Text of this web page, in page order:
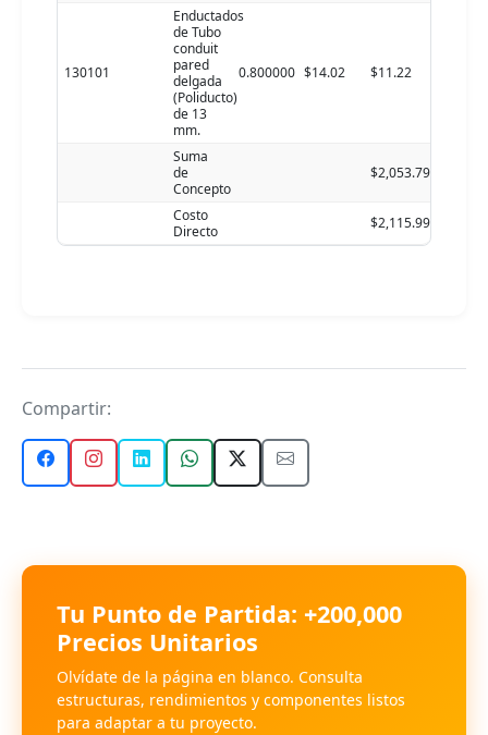
130101
Enductados
de Tubo
conduit
pared
delgada
(Poliducto)
de 13
mm.
0.800000 $14.02 $11.22
Suma
de
Concepto
$2,053.79
Costo
Directo
$2,115.99
Compartir:
Tu Punto de Partida: +200,000
Precios Unitarios
Olvídate de la página en blanco. Consulta
estructuras, rendimientos y componentes listos
para adaptar a tu proyecto.